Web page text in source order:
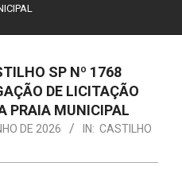
SP Nº 1768
DE LICITAÇÃO
PRAIA MUNICIPAL
DE 2026 IN: CASTILHO